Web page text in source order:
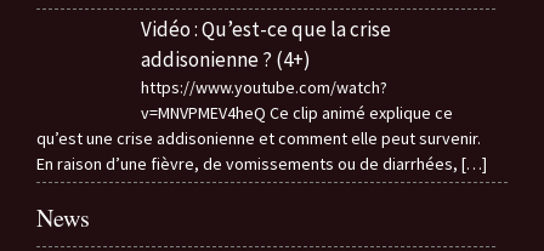
Vidéo : Qu’est-ce que la crise
addisonienne ? (4+)
https://www.youtube.com/watch?
v=MNVPMEV4heQ Ce clip animé explique ce
qu’est une crise addisonienne et comment elle peut survenir.
En raison d’une fièvre, de vomissements ou de diarrhées, […]
News